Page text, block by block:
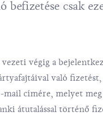
befizetése csak
végig a
való fizetést,
mail címére, melyet
átutalással történő